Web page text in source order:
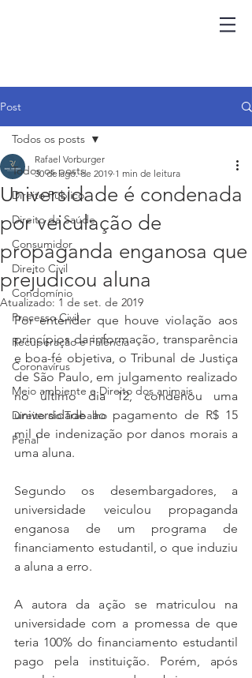
Post
Todos os posts
Direito Público
Direito da Saúde
Consumidor
Direito Civil
Condomínio
Processo Civil
Recuperação e Falência
Coronavírus
Meio ambiente e Direito dos animais
Direito do Trabalho
Penal
Todos os posts
Universidade é condenada
por veiculação de
propaganda enganosa que
prejudicou aluna
Rafael Vorburger
30 de ago. de 2019 1 min de leitura
Atualizado: 1 de set. de 2019
Por entender que houve violação aos
princípios da informação, transparência
e boa-fé objetiva, o Tribunal de Justiça
de São Paulo, em julgamento realizado
no último dia 12, condenou uma
universidade ao pagamento de R$ 15
mil de indenização por danos morais a
uma aluna.
Segundo os desembargadores, a
universidade veiculou propaganda
enganosa de um programa de
financiamento estudantil, o que induziu
a aluna a erro.
A autora da ação se matriculou na
universidade com a promessa de que
teria 100% do financiamento estudantil
pago pela instituição. Porém, após